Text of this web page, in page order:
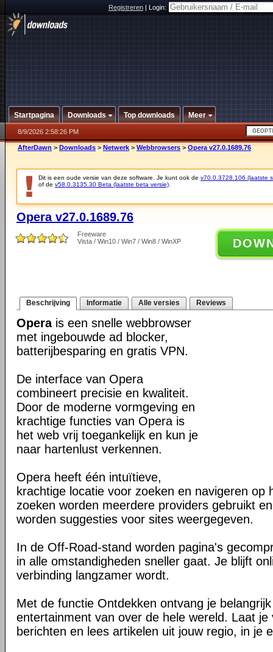
Registreren|Login:
Startpagina Downloads Top downloads Meer
8/9/2026 2:58:26 PM
AfterDawn > Downloads > Netwerk > Webbrowsers > Opera v27.0.1689.76
Dit is een oude versie van deze software. Je kunt ook de v70.0.3728.106 (laatste
of de v58.0.3135.30 Beta (laatste beta versie)
Opera v27.0.1689.76
Freeware
Vista / Win10 / Win7 / Win8 / WinXP
Beschrijving Informatie Alle versies Reviews
Operais een snelle webbrowser
met ingebouwde ad blocker,
batterijbesparing en gratis VPN.
De interface van Opera
combineert precisie en kwaliteit.
Door de moderne vormgeving en
krachtige functies van Opera is
het web vrij toegankelijk en kun je
naar hartenlust verkennen.
Opera heeft één intuïtieve,
krachtige locatie voor zoeken en navigeren op
zoeken worden meerdere providers gebruikt
worden suggesties voor sites weergegeven.
In de Off-Road-stand worden pagina's
in alle omstandigheden sneller gaat. Je blijft
verbinding langzamer wordt.
Met de functie Ontdekken ontvang je
entertainment van over de hele wereld. Laat je
berichten en lees artikelen uit jouw regio, in je